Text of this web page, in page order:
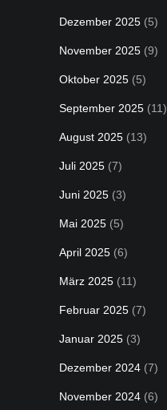
Dezember 2025 (5)
November 2025 (9)
Oktober 2025 (5)
September 2025 (11)
August 2025 (13)
Juli 2025 (7)
Juni 2025 (3)
Mai 2025 (5)
April 2025 (6)
März 2025 (11)
Februar 2025 (7)
Januar 2025 (3)
Dezember 2024 (7)
November 2024 (6)